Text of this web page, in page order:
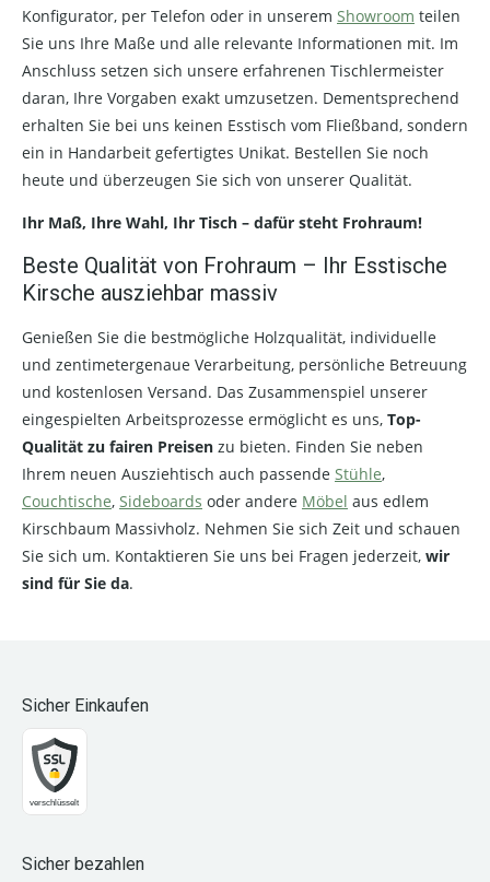
Konfigurator, per Telefon oder in unserem Showroom teilen
Sie uns Ihre Maße und alle relevante Informationen mit. Im
Anschluss setzen sich unsere erfahrenen Tischlermeister
daran, Ihre Vorgaben exakt umzusetzen. Dementsprechend
erhalten Sie bei uns keinen Esstisch vom Fließband, sondern
ein in Handarbeit gefertigtes Unikat. Bestellen Sie noch
heute und überzeugen Sie sich von unserer Qualität.
Ihr Maß, Ihre Wahl, Ihr Tisch – dafür steht Frohraum!
Beste Qualität von Frohraum – Ihr Esstische
Kirsche ausziehbar massiv
Genießen Sie die bestmögliche Holzqualität, individuelle
und zentimetergenaue Verarbeitung, persönliche Betreuung
und kostenlosen Versand. Das Zusammenspiel unserer
eingespielten Arbeitsprozesse ermöglicht es uns, Top-
Qualität zu fairen Preisen zu bieten. Finden Sie neben
Ihrem neuen Ausziehtisch auch passende Stühle,
Couchtische, Sideboards oder andere Möbel aus edlem
Kirschbaum Massivholz. Nehmen Sie sich Zeit und schauen
Sie sich um. Kontaktieren Sie uns bei Fragen jederzeit, wir
sind für Sie da.
Sicher Einkaufen
Sicher bezahlen